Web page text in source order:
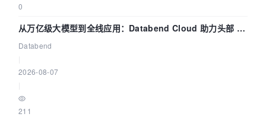
0
从万亿级大模型到全线应用：Databend Cloud 助力头部 AI
企业构建全链路 Trace 数据管道
Databend
2026-08-07
211